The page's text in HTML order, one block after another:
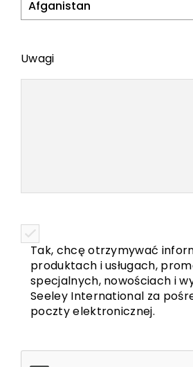
Uwagi
Tak, chcę otrzymywać
produktach i usługach,
specjalnych, nowościach i
Seeley International za
poczty elektronicznej.